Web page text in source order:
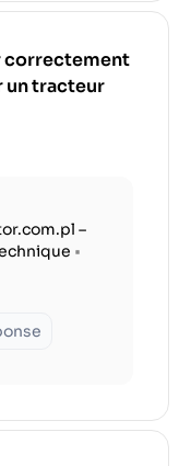
correctement
un tracteur
–
•